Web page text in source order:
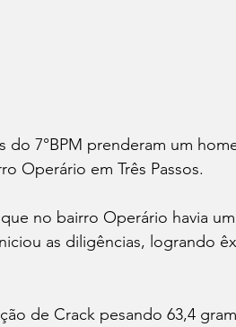
7°BPM prenderam um
Operário em Três Passos.
no bairro Operário havia
as diligências, logrando
de Crack pesando 63,4